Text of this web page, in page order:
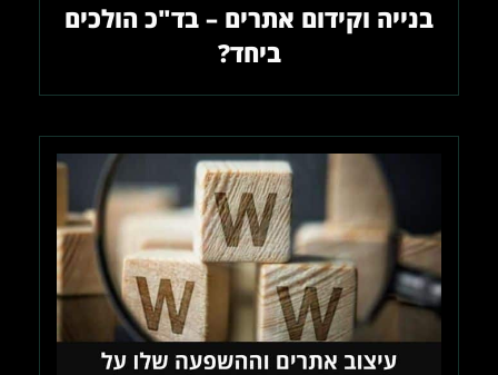
בנייה וקידום אתרים – בד"כ הולכים
ביחד?